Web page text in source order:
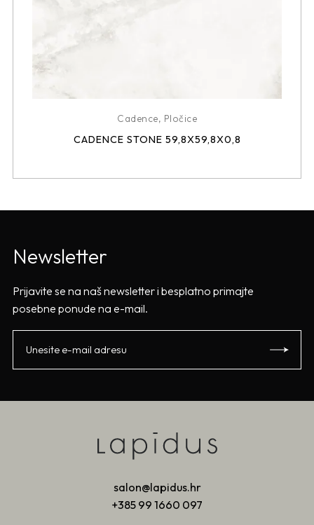
Cadence, Pločice
CADENCE STONE 59,8X59,8X0,8
Newsletter
Prijavite se na naš newsletter i besplatno primajte
posebne ponude na e-mail.
salon@lapidus.hr
+385 99 1660 097